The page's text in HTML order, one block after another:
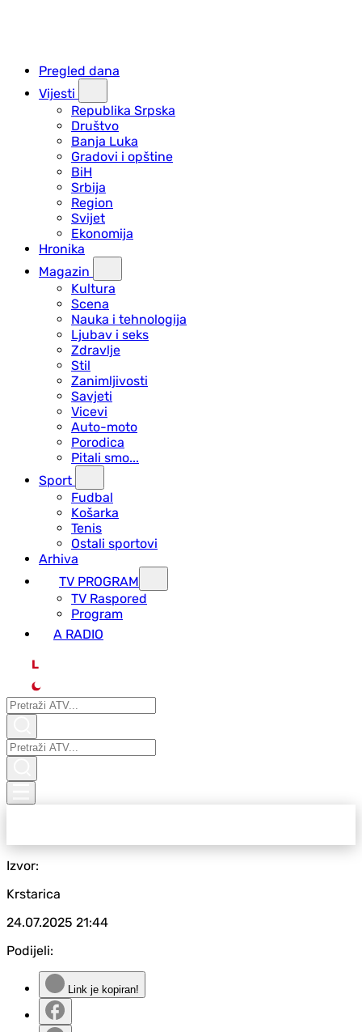
Pregled dana
Vijesti
Republika Srpska
Društvo
Banja Luka
Gradovi i opštine
BiH
Srbija
Region
Svijet
Ekonomija
Hronika
Magazin
Kultura
Scena
Nauka i tehnologija
Ljubav i seks
Zdravlje
Stil
Zanimljivosti
Savjeti
Vicevi
Auto-moto
Porodica
Pitali smo...
Sport
Fudbal
Košarka
Tenis
Ostali sportovi
Arhiva
TV PROGRAM
ТV Raspored
Program
A RADIO
L
Izvor:
Krstarica
24.07.2025 21:44
Podijeli:
Link je kopiran!